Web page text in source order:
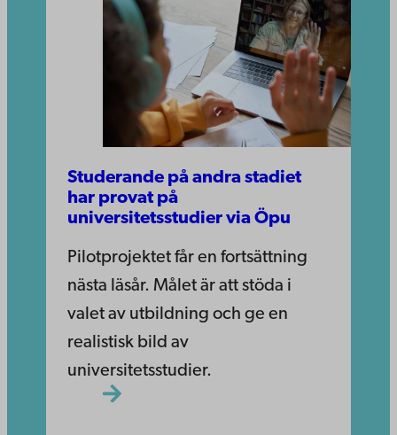
Studerande på andra stadiet
har provat på
universitetsstudier via Öpu
Pilotprojektet får en fortsättning
nästa läsår. Målet är att stöda i
valet av utbildning och ge en
realistisk bild av
universitetsstudier.